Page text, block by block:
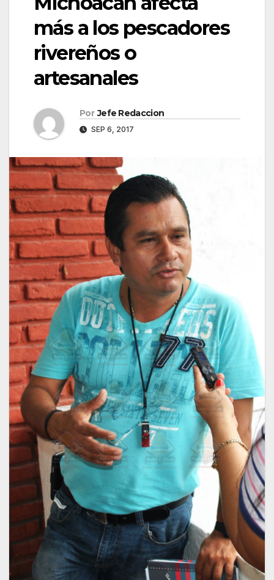
más a los pescadores
rivereños o
artesanales
Por Jefe Redaccion
SEP 6, 2017